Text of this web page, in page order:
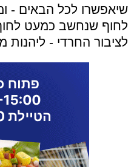
שיאפשרו לכל הבאים -
לחוף שנחשב כמעט
לציבור החרדי -